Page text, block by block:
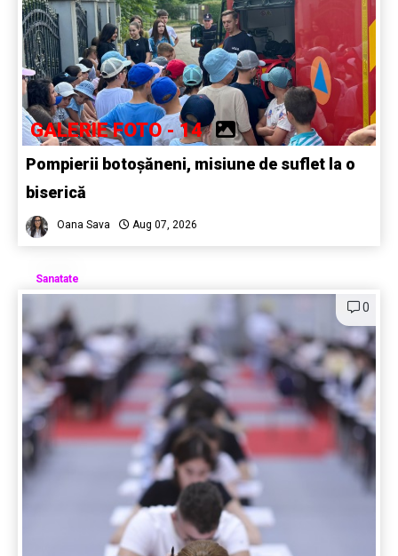
GALERIE FOTO - 14
Pompierii botoșăneni, misiune de suflet la o
biserică
Oana Sava Aug 07, 2026
Sanatate
0